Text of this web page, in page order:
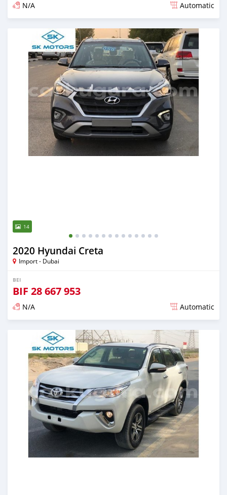
N/A Automatic
Ilitangazwa karibia miaka 6 iliopita
14
2020 Hyundai Creta
Import - Dubai
BEI
BIF 28 667 953
N/A Automatic
Ilitangazwa karibia miaka 6 iliopita